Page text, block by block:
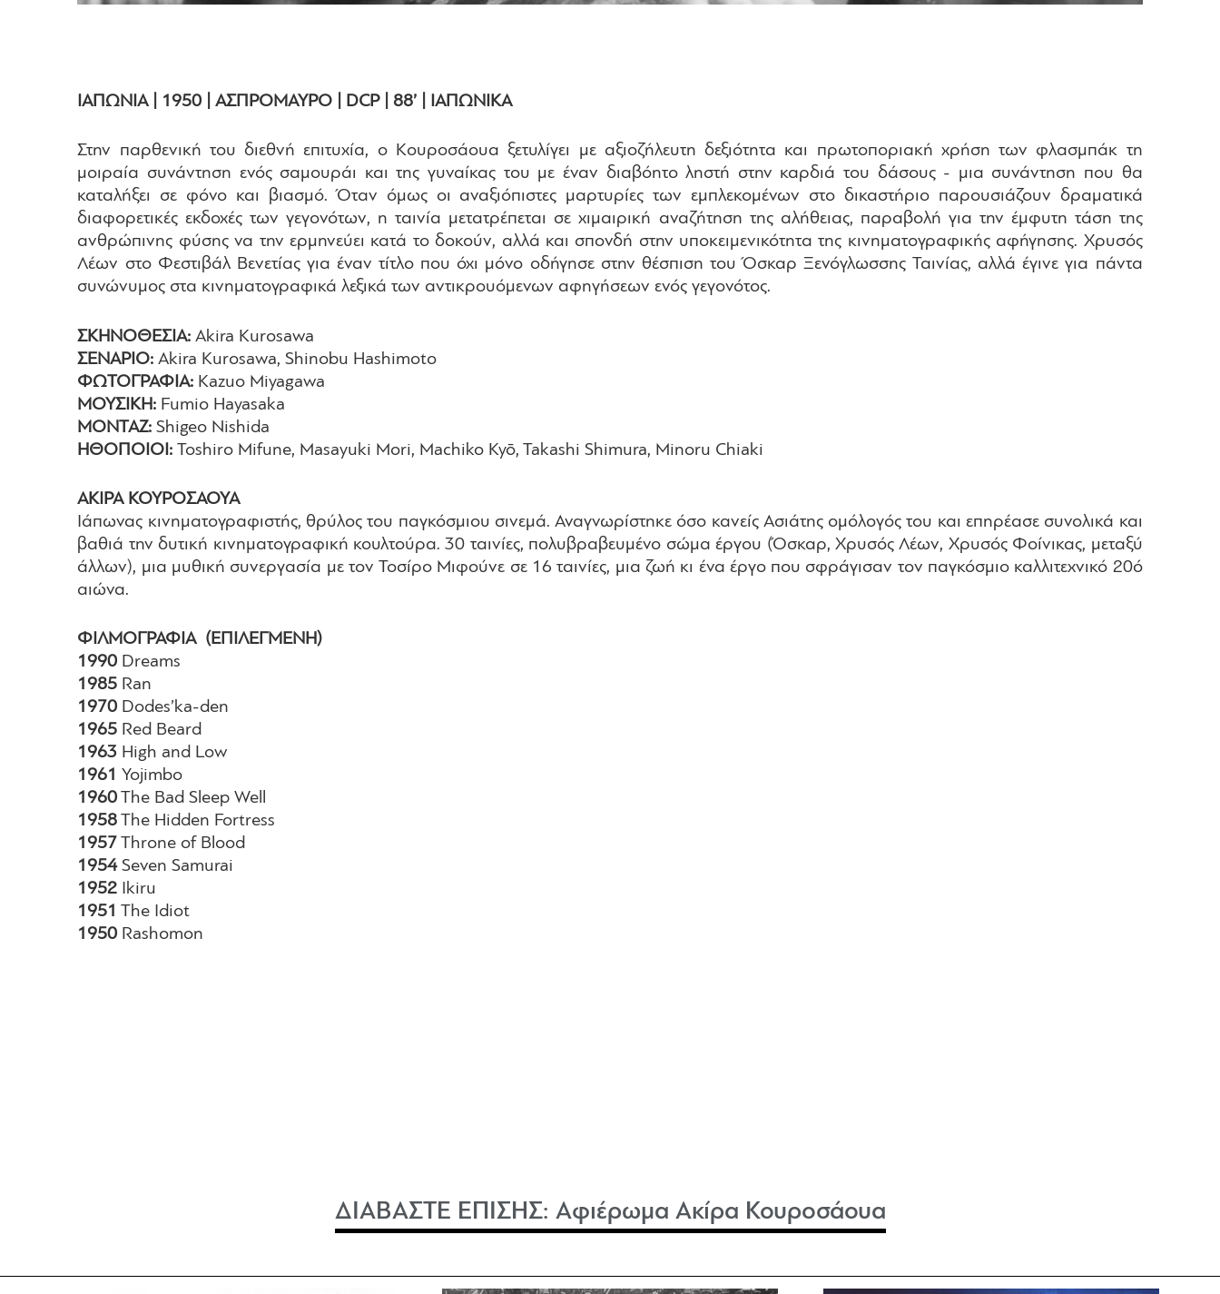
ΙΑΠΩΝΙΑ | 1950 | ΑΣΠΡΟΜΑΥΡΟ | DCP | 88’ | ΙΑΠΩΝΙΚΑ
Στην παρθενική του διεθνή επιτυχία, ο Κουροσάουα ξετυλίγει με αξιοζήλευτη δεξιότητα και πρωτοποριακή χρήση των φλασμπάκ τη
μοιραία συνάντηση ενός σαμουράι και της γυναίκας του με έναν διαβόητο ληστή στην καρδιά του δάσους - μια συνάντηση που θα
καταλήξει σε φόνο και βιασμό. Όταν όμως οι αναξιόπιστες μαρτυρίες των εμπλεκομένων στο δικαστήριο παρουσιάζουν δραματικά
διαφορετικές εκδοχές των γεγονότων, η ταινία μετατρέπεται σε χιμαιρική αναζήτηση της αλήθειας, παραβολή για την έμφυτη τάση της
ανθρώπινης φύσης να την ερμηνεύει κατά το δοκούν, αλλά και σπονδή στην υποκειμενικότητα της κινηματογραφικής αφήγησης. Χρυσός
Λέων στο Φεστιβάλ Βενετίας για έναν τίτλο που όχι μόνο οδήγησε στην θέσπιση του Όσκαρ Ξενόγλωσσης Ταινίας, αλλά έγινε για πάντα
συνώνυμος στα κινηματογραφικά λεξικά των αντικρουόμενων αφηγήσεων ενός γεγονότος.
ΣΚΗΝΟΘΕΣΙΑ: Akira Kurosawa
ΣΕΝΑΡΙΟ: Akira Kurosawa, Shinobu Hashimoto
ΦΩΤΟΓΡΑΦΙΑ: Kazuo Miyagawa
ΜΟΥΣΙΚΗ: Fumio Hayasaka
ΜΟΝΤΑΖ: Shigeo Nishida
ΗΘΟΠΟΙΟΙ: Toshiro Mifune, Masayuki Mori, Machiko Kyō, Takashi Shimura, Minoru Chiaki
ΑΚΙΡΑ ΚΟΥΡΟΣΑΟΥΑ
Ιάπωνας κινηματογραφιστής, θρύλος του παγκόσμιου σινεμά. Αναγνωρίστηκε όσο κανείς Ασιάτης ομόλογός του και επηρέασε συνολικά και
βαθιά την δυτική κινηματογραφική κουλτούρα. 30 ταινίες, πολυβραβευμένο σώμα έργου (Όσκαρ, Χρυσός Λέων, Χρυσός Φοίνικας, μεταξύ
άλλων), μια μυθική συνεργασία με τον Τοσίρο Μιφούνε σε 16 ταινίες, μια ζωή κι ένα έργο που σφράγισαν τον παγκόσμιο καλλιτεχνικό 20ό
αιώνα.
ΦΙΛΜΟΓΡΑΦΙΑ (ΕΠΙΛΕΓΜΕΝΗ)
1990 Dreams
1985 Ran
1970 Dodes’ka-den
1965 Red Beard
1963 High and Low
1961 Yojimbo
1960 The Bad Sleep Well
1958 The Hidden Fortress
1957 Throne of Blood
1954Seven Samurai
1952 Ikiru
1951 The Idiot
1950 Rashomon
ΔΙΑΒΑΣΤΕ ΕΠΙΣΗΣ: Αφιέρωμα Ακίρα Κουροσάουα